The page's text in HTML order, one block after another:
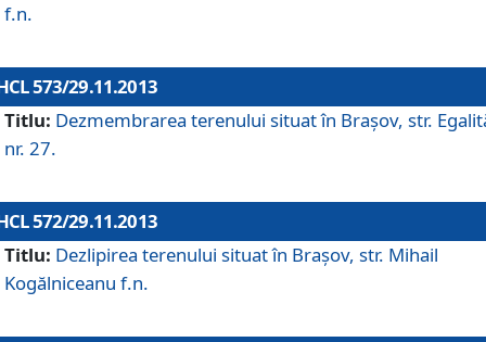
f.n.
573/29.11.2013
Titlu: Dezmembrarea terenului situat în Braşov, str.
nr. 27.
572/29.11.2013
Titlu: Dezlipirea terenului situat în Braşov, str. Mihail
Kogălniceanu f.n.